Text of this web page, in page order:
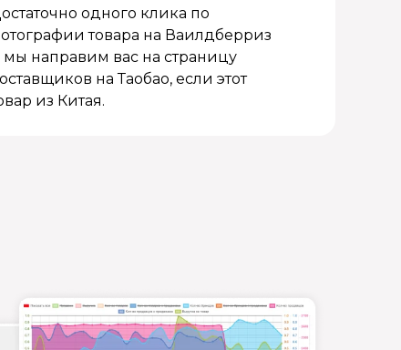
одного клика по
товара на Ваилдберриз
мы направим вас на страницу
на Таобао, если этот
из Китая.